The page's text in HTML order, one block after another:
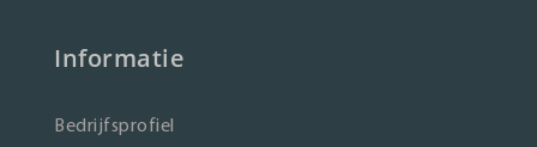
Informatie
Bedrijfsprofiel